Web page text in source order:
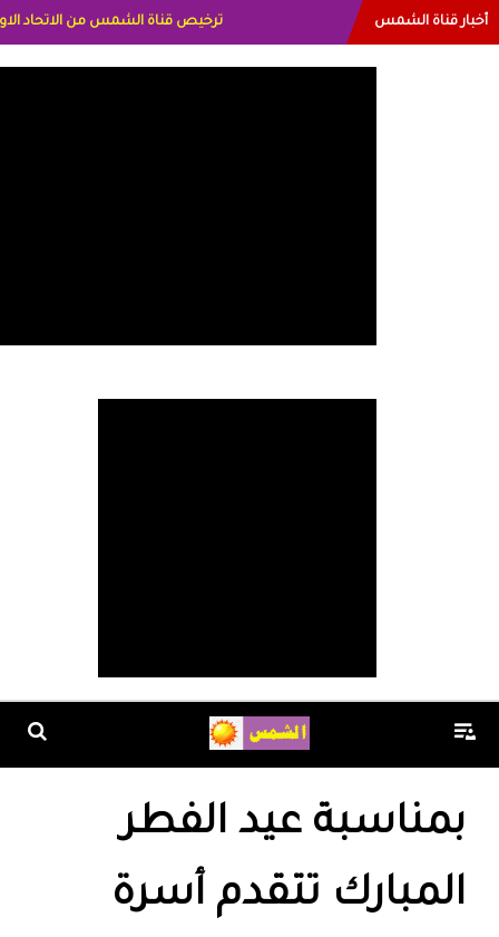
أخبار قناة الشمس
بمناسبة عيد الفطر
المبارك تتقدم أسرة